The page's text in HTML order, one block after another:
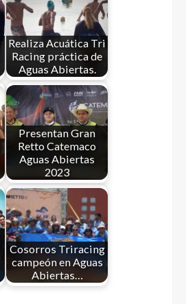
Realiza Acuática Tri
Racing práctica de
Aguas Abiertas.
Presentan Gran
Retto Catemaco
Aguas Abiertas
2023
Cosorros Triracing
campeón en Aguas
Abiertas…